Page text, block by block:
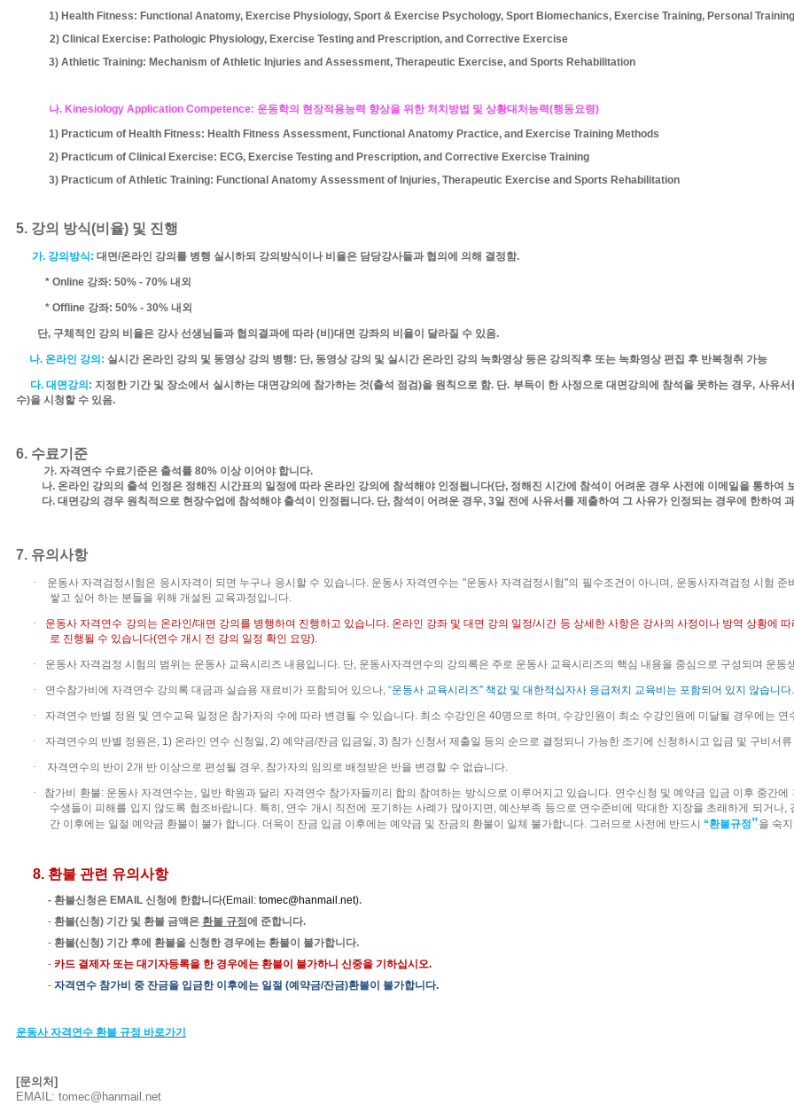
1) Health Fitness: Functional Anatomy, Exercise Physiology, Sport & Exercise Psychology, Sport Biomechanics, Exercise Training, Personal Training
2) Clinical Exercise: Pathologic Physiology, Exercise Testing and Prescription, and Corrective Exercise
3) Athletic Training: Mechanism of Athletic Injuries and Assessment, Therapeutic Exercise, and Sports Rehabilitation
나. Kinesiology Application Competence: 운동학의 현장적용능력 향상을 위한 처치방법 및 상황대처능력(행동요령)
1) Practicum of Health Fitness: Health Fitness Assessment, Functional Anatomy Practice, and Exercise Training Methods
2) Practicum of Clinical Exercise: ECG, Exercise Testing and Prescription, and Corrective Exercise Training
3) Practicum of Athletic Training: Functional Anatomy Assessment of Injuries, Therapeutic Exercise and Sports Rehabilitation
5. 강의 방식(비율) 및 진행
가. 강의방식: 대면/온라인 강의를 병행 실시하되 강의방식이나 비율은 담당강사들과 협의에 의해 결정함.
* Online 강좌: 50% - 70% 내외
* Offline 강좌: 50% - 30% 내외
단, 구체적인 강의 비율은 강사 선생님들과 협의결과에 따라(비 )대면 강좌의 비율이 달라질 수 있음.
나. 온라인 강의 : 실시간 온라인 강의 및 동영상 강의 병행: 단, 동영상 강의 및 실시간 온라인 강의 녹화영상 등은 강의직후 또는 녹화영상 편집 후 반복청취 가능
다. 대면강의 : 지정한 기간 및 장소에서 실시하는 대면강의에 참가하는 것(출석 점검)을 원칙으로 함. 단. 부득이 한 사정으로 대면강의에 참석을 못하는 경우, 사유서
수)을 시청할 수 있음.
6. 수료기준
가. 자격연수 수료기준은 출석률80% 이상 이어야 합니다.
나. 온라인 강의의 출석 인정은 정해진 시간표의 일정에 따라 온라인 강의에 참석해야 인정됩니다(단, 정해진 시간에 참석이 어려운 경우 사전에 이메일을 통하여
다.대면강의 경우 원칙적으로 현장수업에 참석해야 출석이 인정됩니다. 단, 참석이 어려운 경우, 3일 전에 사유서를 제출하여 그 사유가 인정되는 경우에 한하여
7. 유의사항
· 운동사 자격검정시험은 응시자격이 되면 누구나 응시할 수 있습니다. 운동사 자격연수는 "운동사 자격검정시험"의 필수조건이 아니며 , 운동사자격검정 시험 준
쌓고 싶어 하는 분들을 위해 개설된 교육과정입니다.
· 운동사 자격연수 강의는 온라인/대면 강의를 병행하여 진행하고 있습니다. 온라인 강좌 및 대면 강의 일정/시간 등 상세한 사항은 강사의 사정이나 방역 상황에
로 진행될 수 있습니다(연수 개시 전 강의 일정 확인 요망).
· 운동사 자격검정 시험의 범위는 운동사 교육시리즈 내용입니다. 단, 운동사자격연수의 강의록은 주로 운동사 교육시리즈의 핵심 내용을 중심으로 구성되며 운동
· 연수참가비에 자격연수 강의록 대금과 실습용 재료비가 포함되어 있으나, “운동사 교육시리즈” 책값 및 대한적십자사 응급처치 교육비는 포함되어 있지 않습니다
· 자격연수 반별 정원 및 연수교육 일정은 참가자의 수에 따라 변경될 수 있습니다. 최소 수강인은 40명으로 하며 , 수강인원이 최소 수강인원에 미달될 경우에는 연
· 자격연수의 반별 정원은, 1) 온라인 연수 신청일 , 2) 예약금/잔금 입금일 , 3) 참가 신청서 제출일 등의 순으로 결정되니 가능한 조기에 신청하시고 입금 및 구비서류
· 자격연수의 반이 2개 반 이상으로 편성될 경우, 참가자의 임의로 배정받은 반을 변경할 수 없습니다.
· 참가비 환불: 운동사 자격연수는, 일반 학원과 달리 자격연수 참가자들끼리 합의 참여하는 방식으로 이루어지고 있습니다. 연수신청 및 예약금 입금 이후 중간에
수생들이 피해를 입지 않도록 협조바랍니다. 특히 , 연수 개시 직전에 포기하는 사례가 많아지면 , 예산부족 등으로 연수준비에 막대한 지장을 초래하게 되거나,
간 이후에는 일절 예약금 환불이 불가 합니다. 더욱이 잔금 입금 이후에는 예약금 및 잔금의 환불이 일체 불가합니다. 그러므로 사전에 반드시 “환불규정”을 숙
8. 환불 관련 유의사항
- 환불신청은 EMAIL 신청에 한합니다(Email: tomec@hanmail.net).
- 환불(신청) 기간 및 환불 금액은 환불 규정에 준합니다.
- 환불(신청) 기간 후에 환불을 신청한 경우에는 환불이 불가합니다.
- 카드 결제자 또는 대기자등록을 한 경우에는 환불이 불가하니 신중을 기하십시오.
- 자격연수 참가비 중 잔금을 입금한 이후에는 일절 (예약금/잔금)환불이 불가합니다.
운동사 자격연수 환불 규정 바로가기
[문의처 ]
EMAIL: tomec@hanmail.net